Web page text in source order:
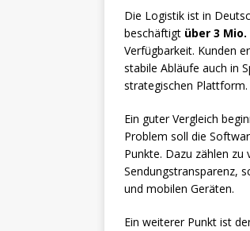
Die Logistik ist in
beschäftigt über 3
Verfügbarkeit. Kunden
stabile Abläufe auch in
strategischen Plattform.
Ein guter Vergleich
Problem soll die
Punkte. Dazu zählen
Sendungstransparenz,
und mobilen Geräten.
Ein weiterer Punkt ist